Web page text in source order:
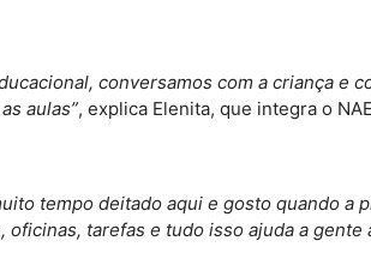
conversamos com a criança e
aulas”, explica Elenita, que integra o
tempo deitado aqui e gosto quando a
oficinas, tarefas e tudo isso ajuda a